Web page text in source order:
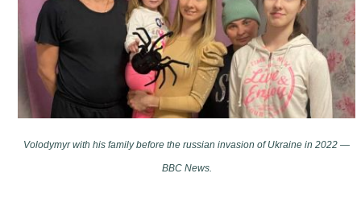
Volodymyr with his family before the russian invasion of Ukraine in 2022 —
BBC News.